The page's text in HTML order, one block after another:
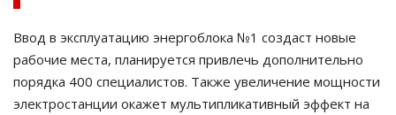
Ввод в эксплуатацию энергоблока №1 создаст новые
рабочие места, планируется привлечь дополнительно
порядка 400 специалистов. Также увеличение мощности
электростанции окажет мультипликативный эффект на